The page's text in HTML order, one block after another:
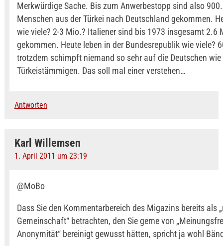
Merkwürdige Sache. Bis zum Anwerbestopp sind also
Menschen aus der Türkei nach Deutschland gekommen.
wie viele? 2-3 Mio.? Italiener sind bis 1973 insgesamt 2.6
gekommen. Heute leben in der Bundesrepublik wie viele?
trotzdem schimpft niemand so sehr auf die Deutschen wie
Türkeistämmigen. Das soll mal einer verstehen…
Antworten
Karl Willemsen
1. April 2011 um 23:19
@MoBo
Dass Sie den Kommentarbereich des Migazins bereits als
Gemeinschaft“ betrachten, den Sie gerne von
Anonymität“ bereinigt gewusst hätten, spricht ja wohl